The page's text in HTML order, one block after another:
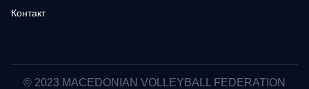
Контакт
© 2023 MACEDONIAN VOLLEYBALL FEDERATION